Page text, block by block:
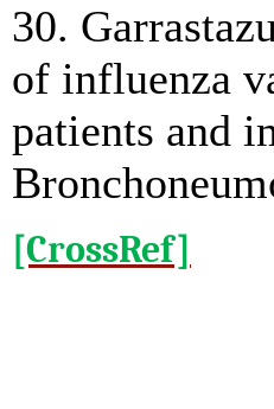
30.
of influenza
patients and
[CrossRef]